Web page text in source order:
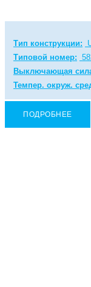
Тип конструкции:
Типовой номер:
Выключающая
Темпер. окруж.
ПОДРОБНЕЕ